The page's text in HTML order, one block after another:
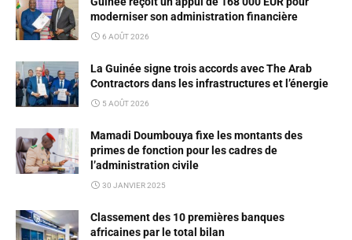
moderniser son administration financière
6 AOÛT 2026
La Guinée signe trois accords avec The Arab
Contractors dans les infrastructures et l’énergie
5 AOÛT 2026
Mamadi Doumbouya fixe les montants des
primes de fonction pour les cadres de
l’administration civile
30 JANVIER 2025
Classement des 10 premières banques
africaines par le total bilan